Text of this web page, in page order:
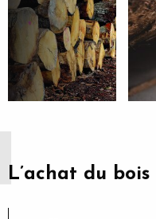
L’achat du bois